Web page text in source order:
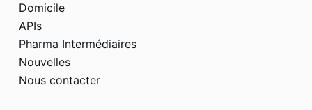
Domicile
APIs
Pharma Intermédiaires
Nouvelles
Nous contacter